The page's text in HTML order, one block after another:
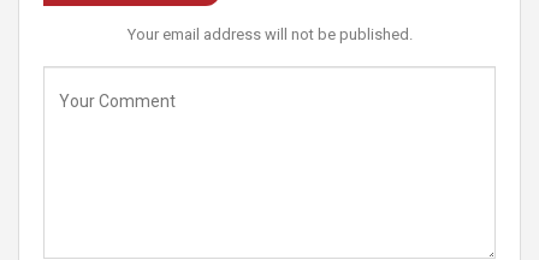
Your email address will not be published.